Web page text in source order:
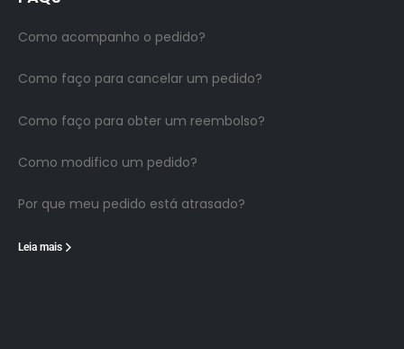
Como acompanho o pedido?
Como faço para cancelar um pedido?
Como faço para obter um reembolso?
Como modifico um pedido?
Por que meu pedido está atrasado?
Leia mais